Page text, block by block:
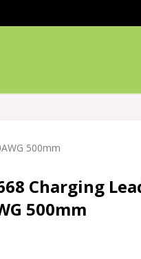
500mm
Charging
500mm